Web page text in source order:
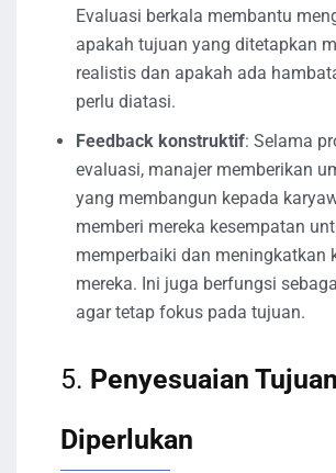
Evaluasi berkala membantu
apakah tujuan yang ditetapkan
realistis dan apakah ada
perlu diatasi.
Feedback konstruktif: Selama
evaluasi, manajer memberikan
yang membangun kepada
memberi mereka kesempatan
memperbaiki dan meningkatkan
mereka. Ini juga berfungsi
agar tetap fokus pada tujuan.
5. Penyesuaian
Diperlukan